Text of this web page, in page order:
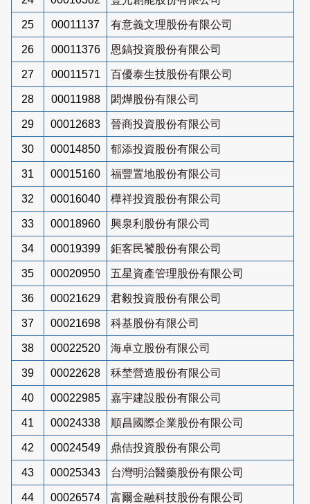
25 00011137 有意義文理股份有限公司
26 00011376 恩鎬投資股份有限公司
27 00011571 百優泰生技股份有限公司
28 00011988 閎燁股份有限公司
29 00012683 晉商投資股份有限公司
30 00014850 郁添投資股份有限公司
31 00015160 福豐置地股份有限公司
32 00016040 樺祥投資股份有限公司
33 00018960 興泉利股份有限公司
34 00019399 鉅客民饕股份有限公司
35 00020950 五星資產管理股份有限公司
36 00021629 君毅投資股份有限公司
37 00021698 科基股份有限公司
38 00022520 海卓立股份有限公司
39 00022628 秝埜營造股份有限公司
40 00022985 嘉宇建設股份有限公司
41 00024338 順昌國際企業股份有限公司
42 00024549 鼎佶投資股份有限公司
43 00025343 台灣明治醫藥股份有限公司
44 00026574 富爾金融科技股份有限公司